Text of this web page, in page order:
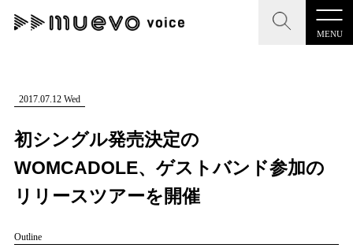
MENU
CLOSE
記事を検索する
CLOSE
"読者の声を形にする”音楽特化メディア
MENU
記事一覧
2017.07.12 Wed
初シングル発売決定の
WOMCADOLE、ゲストバンド参加の
リリースツアーを開催
Outline